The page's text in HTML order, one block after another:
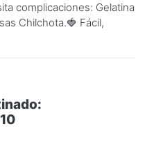
complicaciones: Gelatina
Chilchota.🍓 Fácil,